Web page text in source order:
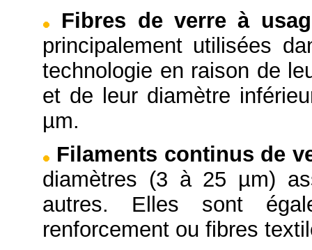
Fibres de verre à
principalement utilisées
technologie en raison de
et de leur diamètre
µm.
Filaments continus de
diamètres (3 à 25 µm)
autres. Elles sont
renforcement ou fibres